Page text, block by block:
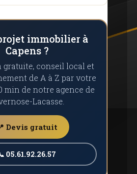
immobilier à
Capens ?
gratuite, conseil local et
de A à Z par votre
min de notre agence de
Lacasse.
Devis gratuit
05.61.92.26.57